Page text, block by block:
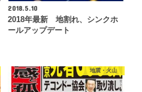
2018.5.10
2018年最新 地割れ、シンクホ
ールアップデート
地震・火山